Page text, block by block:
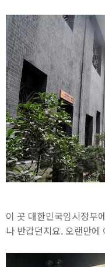
이 곳 대한민국임시정부
나 반갑던지요. 오랜만